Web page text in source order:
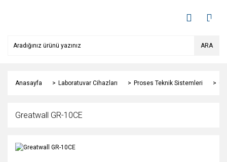
ARA
Anasayfa Laboratuvar Cihazları Proses Teknik Sistemleri
Greatwall GR-10CE